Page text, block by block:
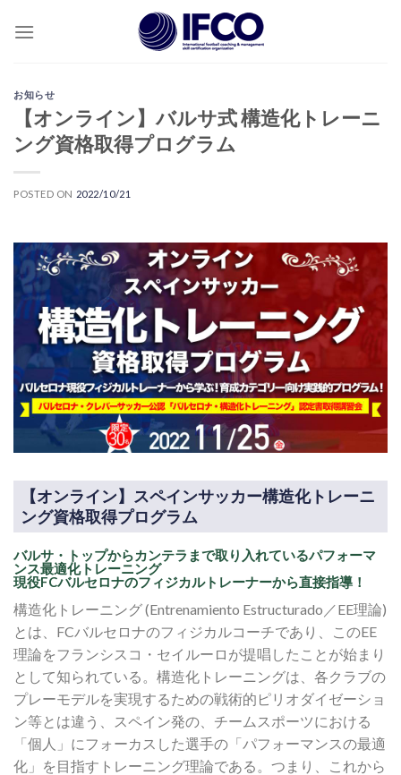
お知らせ
【オンライン】バルサ式 構造化トレーニ
ング資格取得プログラム
POSTED ON 2022/10/21
【オンライン】スペインサッカー構造化トレーニ
ング資格取得プログラム
バルサ・トップからカンテラまで取り入れているパフォーマ
ンス最適化トレーニング
現役FCバルセロナのフィジカルトレーナーから直接指導！
構造化トレーニング (Entrenamiento Estructurado／EE理論)
とは、FCバルセロナのフィジカルコーチであり、このEE
理論をフランシスコ・セイルーロが提唱したことが始まり
として知られている。構造化トレーニングは、各クラブの
プレーモデルを実現するための戦術的ピリオダイゼーショ
ン等とは違う、スペイン発の、チームスポーツにおける
「個人」にフォーカスした選手の「パフォーマンスの最適
化」を目指すトレーニング理論である。つまり、これから